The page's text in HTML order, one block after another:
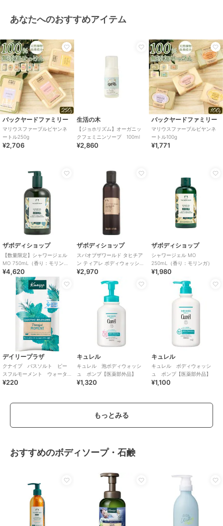
あなたへのおすすめアイテム
バックヤードファミリー
マリウスファーブルビヤンネ
ートル250g
¥2,706
生活の木
【ジョホリズム】オーガニッ
クフェミニンソープ 100ml
¥2,860
バックヤードファミリー
マリウスファーブルビヤンネ
ートル100g
¥1,771
ザボディショップ
【数量限定】シャワージェル
MO 750mL（香り：モリン
ガ）
¥4,620
ザボディショップ
スパオブザワールド タヒチア
ン ティアレ ボディウォッシュ
250mL
¥2,970
ザボディショップ
シャワージェル MO
250mL（香り：モリンガ）
¥1,980
デイリープラザ
クナイプ バスソルト ピー
スフルモーメント ウォータ
ーミント＆ローズマリーの香
¥220
キュレル
キュレル 泡ボディウォッシ
ュ ポンプ【医薬部外品】
¥1,320
キュレル
キュレル ボディウォッシ
ュ ポンプ【医薬部外品】
¥1,100
もっとみる
おすすめのボディソープ・石鹸